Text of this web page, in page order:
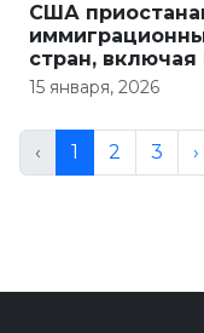
США
стран, включая
15 января, 2026
‹ 1 2 3 ›